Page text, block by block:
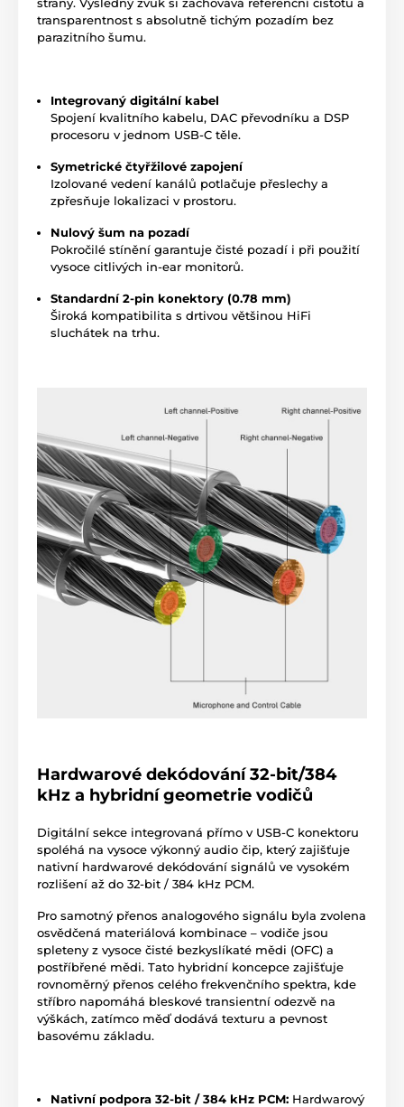
transparentnost s absolutně tichým pozadím bez
parazitního šumu.
Integrovaný digitální kabel
Spojení kvalitního kabelu, DAC převodníku a DSP
procesoru v jednom USB-C těle.
Symetrické čtyřžilové zapojení
Izolované vedení kanálů potlačuje přeslechy a
zpřesňuje lokalizaci v prostoru.
Nulový šum na pozadí
Pokročilé stínění garantuje čisté pozadí i při použití
vysoce citlivých in-ear monitorů.
Standardní 2-pin konektory (0.78 mm)
Široká kompatibilita s drtivou většinou HiFi
sluchátek na trhu.
Hardwarové dekódování 32-bit/384
kHz a hybridní geometrie vodičů
Digitální sekce integrovaná přímo v USB-C konektoru
spoléhá na vysoce výkonný audio čip, který zajišťuje
nativní hardwarové dekódování signálů ve vysokém
rozlišení až do 32-bit / 384 kHz PCM.
Pro samotný přenos analogového signálu byla zvolena
osvědčená materiálová kombinace – vodiče jsou
spleteny z vysoce čisté bezkyslíkaté mědi (OFC) a
postříbřené mědi. Tato hybridní koncepce zajišťuje
rovnoměrný přenos celého frekvenčního spektra, kde
stříbro napomáhá bleskové transientní odezvě na
výškách, zatímco měď dodává texturu a pevnost
basovému základu.
Nativní podpora 32-bit / 384 kHz PCM: Hardwarový